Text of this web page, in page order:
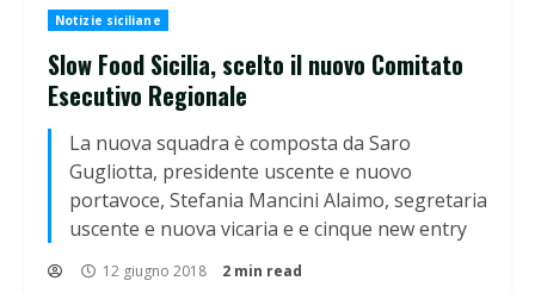
Notizie siciliane
Slow Food Sicilia, scelto il nuovo Comitato
Esecutivo Regionale
La nuova squadra è composta da Saro
Gugliotta, presidente uscente e nuovo
portavoce, Stefania Mancini Alaimo, segretaria
uscente e nuova vicaria e e cinque new entry
12 giugno 2018 2 min read